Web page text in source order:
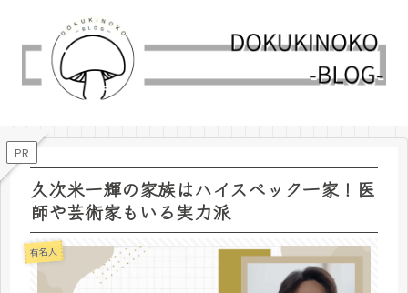
PR
久次米一輝の家族はハイスペック一家！医
師や芸術家もいる実力派
有名人